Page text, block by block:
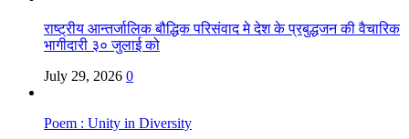
राष्ट्रीय आन्तर्जालिक बौद्धिक परिसंवाद मे देश के प्रबुद्धजन की वैचारिक
भागीदारी ३० जुलाई को
July 29, 2026 0
Poem : Unity in Diversity